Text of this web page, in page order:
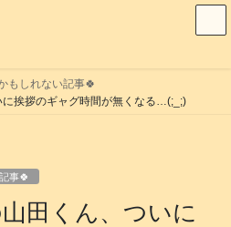
もしれない記事🍀
に挨拶のギャグ時間が無くなる…(;_;)
事🍀
山田くん、ついに